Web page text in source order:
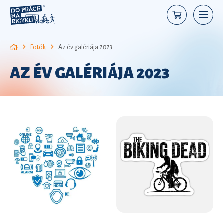
Fotók Az év galériája 2023
AZ ÉV GALÉRIÁJA 2023